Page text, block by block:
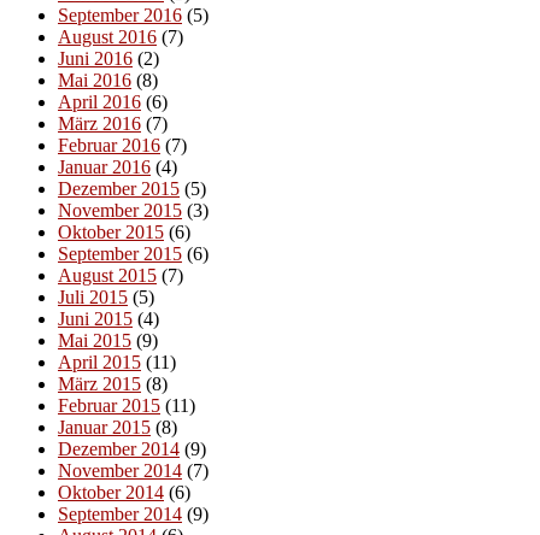
September 2016 (5)
August 2016 (7)
Juni 2016 (2)
Mai 2016 (8)
April 2016 (6)
März 2016 (7)
Februar 2016 (7)
Januar 2016 (4)
Dezember 2015 (5)
November 2015 (3)
Oktober 2015 (6)
September 2015 (6)
August 2015 (7)
Juli 2015 (5)
Juni 2015 (4)
Mai 2015 (9)
April 2015 (11)
März 2015 (8)
Februar 2015 (11)
Januar 2015 (8)
Dezember 2014 (9)
November 2014 (7)
Oktober 2014 (6)
September 2014 (9)